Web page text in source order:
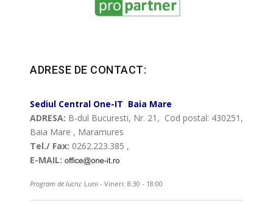
ADRESE DE CONTACT:
Sediul Central One-IT Baia Mare
ADRESA: B-dul Bucuresti, Nr. 21, Cod postal: 430251,
Baia Mare , Maramures
Tel./ Fax: 0262.223.385 ,
E-MAIL:
Program de lucru: Luni - Vineri: 8:30 - 18:00